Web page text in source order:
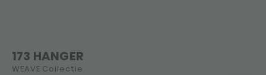
173 HANGER
WEAVE Collectie